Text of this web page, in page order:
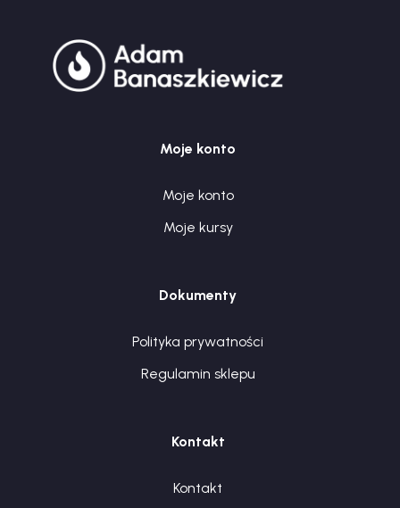
Moje konto
Moje konto
Moje kursy
Dokumenty
Polityka prywatności
Regulamin sklepu
Kontakt
Kontakt